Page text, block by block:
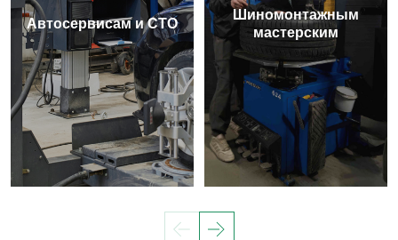
Автосервисам и СТО
Шиномонтажным
мастерским